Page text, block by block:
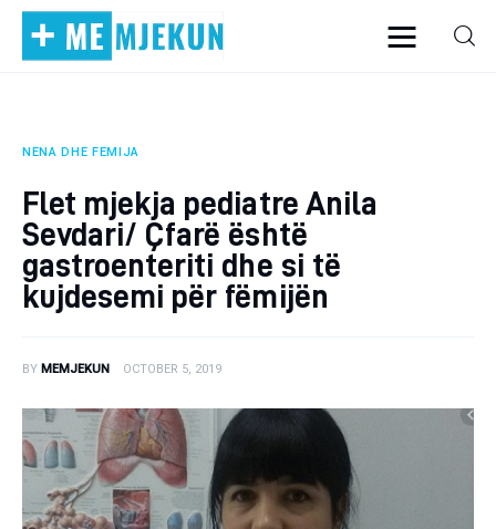
Home
Alergjite
Dermatologji
Gastroeneterologji
Gjinekologji/ Andrologji
NENA DHE FEMIJA
Flet mjekja pediatre Anila
Sevdari/ Çfarë është
gastroenteriti dhe si të
kujdesemi për fëmijën
BY MEMJEKUN OCTOBER 5, 2019